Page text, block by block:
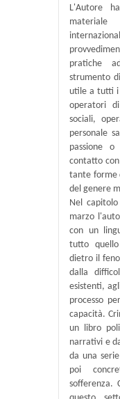
L'Autore
pratiche
strumento
utile a tutti i
operatori
sociali,
personale
passione
contatto
tante forme
del genere
Nel
marzo
con un
tutto
dietro il
dalla
esistenti,
processo
capacità.
un libro
narrativi e
da una
poi
sofferenza.